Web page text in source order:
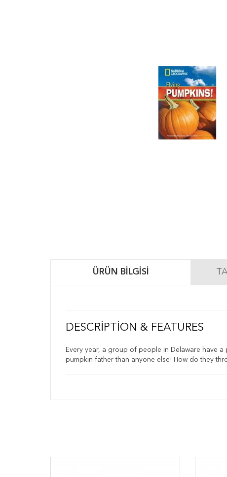
ÜRÜN BILGISI
DESCRIPTION & FEATURES
Every year, a group of people in Delaware have
pumpkin father than anyone else! How do they